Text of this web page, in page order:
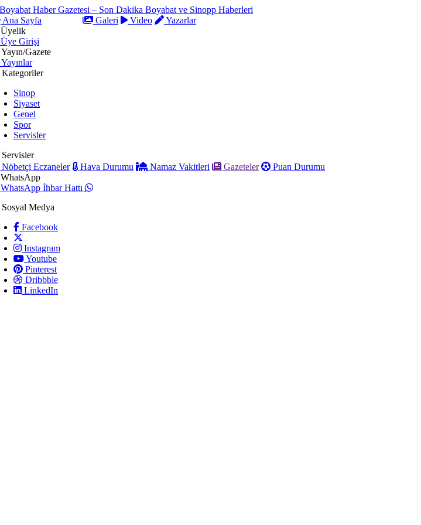
Ana Sayfa Galeri Video
Yazarlar
Üyelik
Üye Girişi
Yayın/Gazete
Yayınlar
Kategoriler
Sinop
Siyaset
Genel
Spor
Servisler
Servisler
Nöbetçi Eczaneler
Hava Durumu Namaz Vakitleri Gazeteler
Puan Durumu
WhatsApp
WhatsApp İhbar Hattı
Sosyal Medya
Facebook
Instagram
Youtube
Pinterest
Dribbble
LinkedIn